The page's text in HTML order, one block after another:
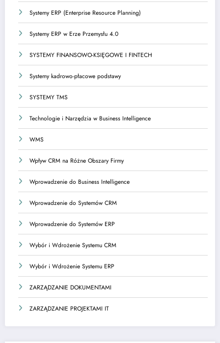
Systemy ERP (Enterprise Resource Planning)
Systemy ERP w Erze Przemysłu 4.0
SYSTEMY FINANSOWO-KSIĘGOWE I FINTECH
Systemy kadrowo-płacowe podstawy
SYSTEMY TMS
Technologie i Narzędzia w Business Intelligence
WMS
Wpływ CRM na Różne Obszary Firmy
Wprowadzenie do Business Intelligence
Wprowadzenie do Systemów CRM
Wprowadzenie do Systemów ERP
Wybór i Wdrożenie Systemu CRM
Wybór i Wdrożenie Systemu ERP
ZARZĄDZANIE DOKUMENTAMI
ZARZĄDZANIE PROJEKTAMI IT